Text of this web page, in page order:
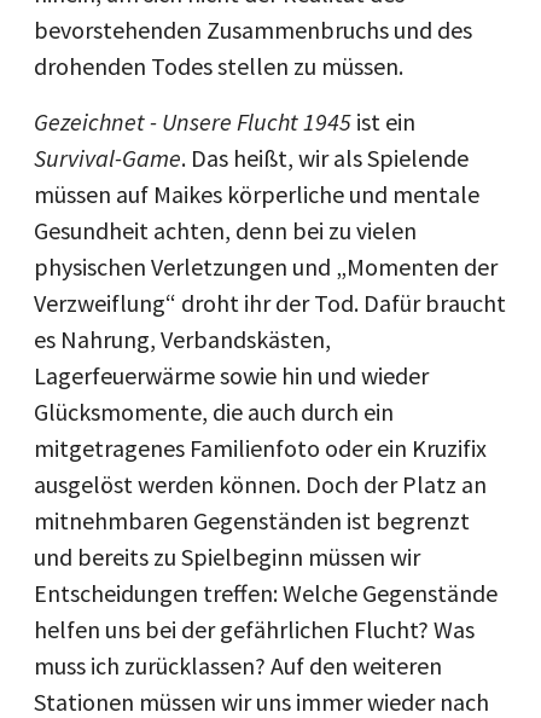
bevorstehenden Zusammenbruchs und des
drohenden Todes stellen zu müssen.
Gezeichnet - Unsere Flucht 1945 ist ein
Survival-Game. Das heißt, wir als Spielende
müssen auf Maikes körperliche und mentale
Gesundheit achten, denn bei zu vielen
physischen Verletzungen und „Momenten der
Verzweiflung“ droht ihr der Tod. Dafür braucht
es Nahrung, Verbandskästen,
Lagerfeuerwärme sowie hin und wieder
Glücksmomente, die auch durch ein
mitgetragenes Familienfoto oder ein Kruzifix
ausgelöst werden können. Doch der Platz an
mitnehmbaren Gegenständen ist begrenzt
und bereits zu Spielbeginn müssen wir
Entscheidungen treffen: Welche Gegenstände
helfen uns bei der gefährlichen Flucht? Was
muss ich zurücklassen? Auf den weiteren
Stationen müssen wir uns immer wieder nach